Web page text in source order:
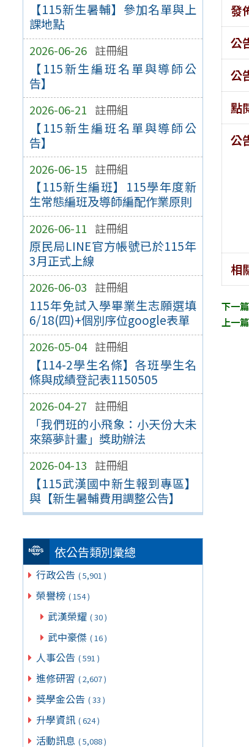
【115新生暑輔】參加名單與上
課地點
2026-06-26 註冊組
【115新生編班名單與導師公
告】
2026-06-21 註冊組
【115新生編班名單與導師公
告】
2026-06-15 註冊組
【115新生編班】115學年度新
生常態編班及導師編配作業原則
2026-06-11 註冊組
原民局LINE官方帳號已於115年
3月正式上線
2026-06-03 註冊組
115年免試入學畢業生志願選填
6/18(四)+個別序位google表單
2026-05-04 註冊組
【114-2學生名條】各班學生名
條與成績登記表1150505
2026-04-27 註冊組
「我們班的小飛象：小天份大未
來築夢計畫」獎助辦法
2026-04-13 註冊組
【115武漢國中新生報到專區】
與【新生暑輔費用調整公告】
依公告類別彙總
行政公告 ( 5,901 )
榮譽榜 ( 154 )
武漢榮耀 ( 30 )
武中豪傑 ( 16 )
人事公告 ( 591 )
進修研習 ( 2,607 )
獎學金公告 ( 33 )
升學資訊 ( 624 )
活動訊息 ( 5,088 )
發
公
公
點
公
相